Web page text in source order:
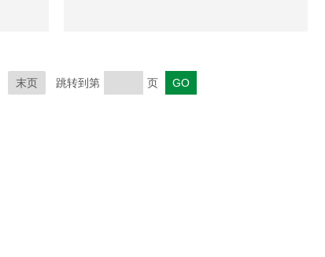
末页 跳转到第 页